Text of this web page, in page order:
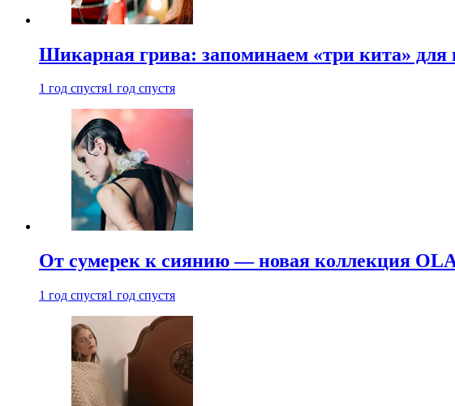
Шикарная грива: запоминаем «три кита»
1 год спустя1 год спустя
От сумерек к сиянию — новая коллекция
1 год спустя1 год спустя